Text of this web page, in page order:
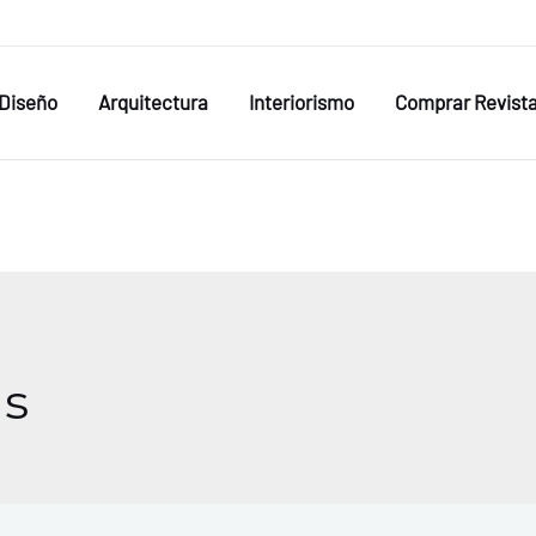
Arquitectura Interiorismo Comprar